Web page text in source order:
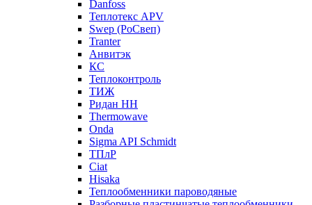
Danfoss
Теплотекс APV
Swep (РоСвеп)
Tranter
Анвитэк
КС
Теплоконтроль
ТИЖ
Ридан НН
Thermowave
Onda
Sigma API Schmidt
ТПлР
Ciat
Hisaka
Теплообменники пароводяные